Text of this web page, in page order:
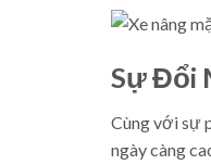
Sự Đổi
Cùng với sự
ngày càng